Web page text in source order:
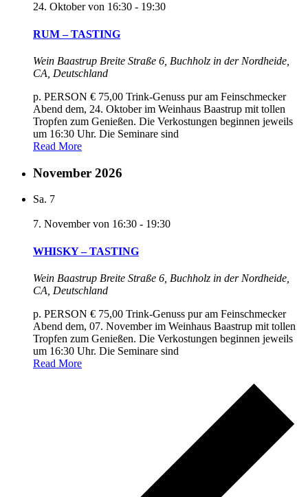
24. Oktober von 16:30 - 19:30
RUM – TASTING
Wein Baastrup Breite Straße 6, Buchholz in der Nordheide,
CA, Deutschland
p. PERSON € 75,00 Trink-Genuss pur am Feinschmecker
Abend dem, 24. Oktober im Weinhaus Baastrup mit tollen
Tropfen zum Genießen. Die Verkostungen beginnen jeweils
um 16:30 Uhr. Die Seminare sind
Read More
November 2026
Sa. 7
7. November von 16:30 - 19:30
WHISKY – TASTING
Wein Baastrup Breite Straße 6, Buchholz in der Nordheide,
CA, Deutschland
p. PERSON € 75,00 Trink-Genuss pur am Feinschmecker
Abend dem, 07. November im Weinhaus Baastrup mit tollen
Tropfen zum Genießen. Die Verkostungen beginnen jeweils
um 16:30 Uhr. Die Seminare sind
Read More